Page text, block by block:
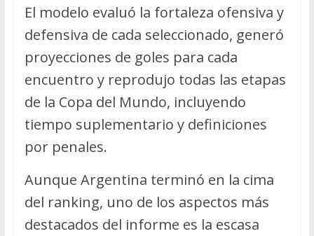
El modelo evaluó la fortaleza ofensiva y
defensiva de cada seleccionado, generó
proyecciones de goles para cada
encuentro y reprodujo todas las etapas
de la Copa del Mundo, incluyendo
tiempo suplementario y definiciones
por penales.
Aunque Argentina terminó en la cima
del ranking, uno de los aspectos más
destacados del informe es la escasa